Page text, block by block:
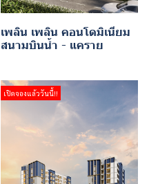
เพลิน เพลิน คอนโดมิเนียม
สนามบินน้ำ - แคราย
เปิดจองแล้ววันนี้!!